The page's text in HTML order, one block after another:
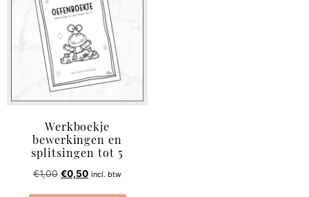
Werkboekje
bewerkingen en
splitsingen tot 5
€1,00 €0,50 incl. btw